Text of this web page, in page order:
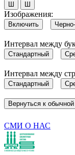
Ш Ш
Изображения:
Включить
Интервал между
Стандартный
Интервал между
Стандартный
Вернуться к
СМИ О НАС